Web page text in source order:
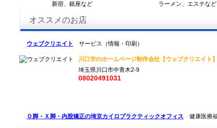
新宿、銀座など
ラーメン、エステなど
オススメのお店
ウェブクリエイト サービス（情報・印刷）
川口市のホームページ制作会社【ウェブクリエイ
埼玉県川口市中青木2-9
08020491031
Ｏ脚・Ｘ脚・内股矯正の埼京カイロプラクティックオフィス 健康医療